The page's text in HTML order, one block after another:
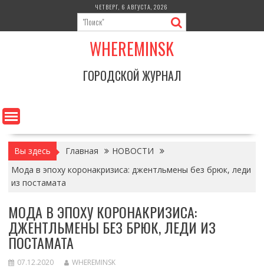
содержимому
ЧЕТВЕРГ, 6 АВГУСТА, 2026
WHEREMINSK
ГОРОДСКОЙ ЖУРНАЛ
Вы здесь Главная
НОВОСТИ
Мода в эпоху коронакризиса: джентльмены без брюк, леди
из постамата
МОДА В ЭПОХУ КОРОНАКРИЗИСА:
ДЖЕНТЛЬМЕНЫ БЕЗ БРЮК, ЛЕДИ ИЗ
ПОСТАМАТА
07.12.2020 WHEREMINSK